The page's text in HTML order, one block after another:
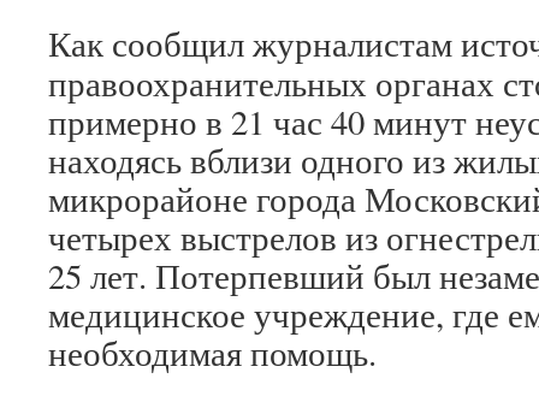
Как сообщил журналистам
правоохранительных органах
примерно в 21 час 40 минут
находясь вблизи одного из
микрорайоне города
четырех выстрелов из
25 лет. Потерпевший был
медицинское учреждение, где
необходимая помощь.